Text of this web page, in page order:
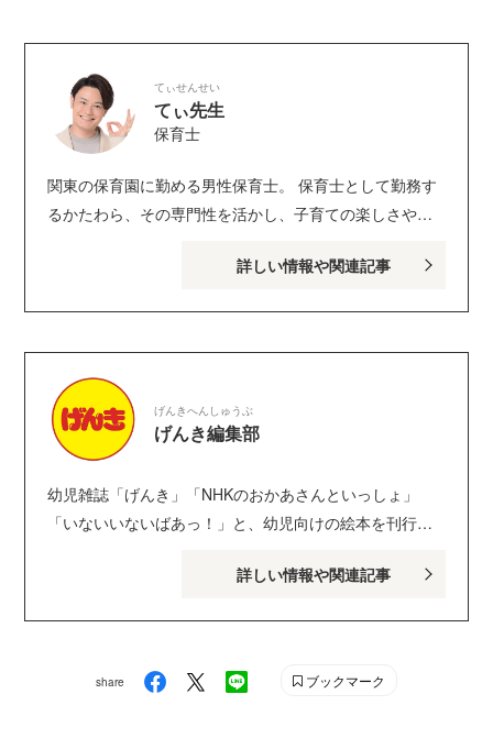
てぃせんせい
てぃ先生
保育士
関東の保育園に勤める男性保育士。 保育士として勤務す
るかたわら、その専門性を活かし、子育ての楽しさや子
の講演は年間50回以上。 他園で保育内容へのアドバイス
かわいらしい子どもの日常についてのつぶやきが好評を
博し、X（旧Twitter）フォロワー数は62万人を超える。子
育てのハウツーを発信しているYouTubeも大人気。 著書
は『子どもに伝わるスゴ技大全 カリスマ保育士てぃ先
ド社）、『ほぉ…、ここがちきゅうのほいくえんか。』
（ベストセラーズ）、コミックほか多数。 Twitter：
詳しい情報や関連記事
げんきへんしゅうぶ
げんき編集部
幼児雑誌「げんき」「NHKのおかあさんといっしょ」
「いないいないばあっ！」と、幼児向けの絵本を刊行し
のお子さんがいるパパ・ママを中心に、おもしろくて役
詳しい情報や関連記事
share ブックマーク